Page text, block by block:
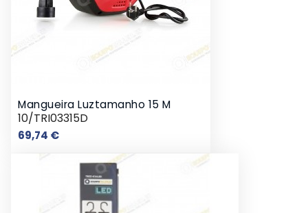
Mangueira Luztamanho 15 M
10/TRI03315D
69,74 €Preço